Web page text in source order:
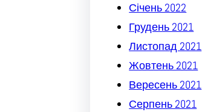
Січень 2022
Грудень 2021
Листопад 2021
Жовтень 2021
Вересень 2021
Серпень 2021